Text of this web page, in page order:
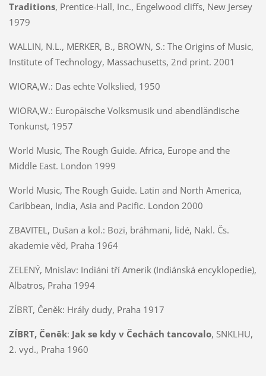
Traditions, Prentice-Hall, Inc., Engelwood cliffs, New Jersey
1979
WALLIN, N.L., MERKER, B., BROWN, S.: The Origins of Music,
Institute of Technology, Massachusetts, 2nd print. 2001
WIORA,W.: Das echte Volkslied, 1950
WIORA,W.: Europäische Volksmusik und abendländische
Tonkunst, 1957
World Music, The Rough Guide. Africa, Europe and the
Middle East. London 1999
World Music, The Rough Guide. Latin and North America,
Caribbean, India, Asia and Pacific. London 2000
ZBAVITEL, Dušan a kol.: Bozi, bráhmani, lidé, Nakl. Čs.
akademie věd, Praha 1964
ZELENÝ, Mnislav: Indiáni tří Amerik (Indiánská encyklopedie),
Albatros, Praha 1994
ZÍBRT, Čeněk: Hrály dudy, Praha 1917
ZÍBRT, Čeněk: Jak se kdy v Čechách tancovalo, SNKLHU,
2. vyd., Praha 1960